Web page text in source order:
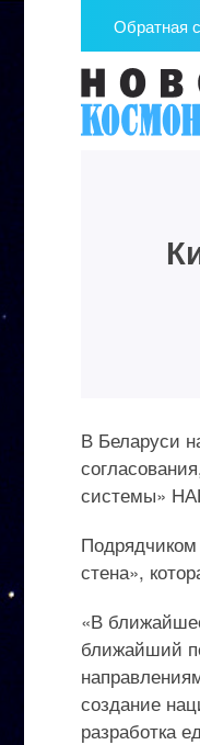
Обратная
В Беларуси
системы»
Подрядчиком
стена»,
«В
ближайший
создание
разработка